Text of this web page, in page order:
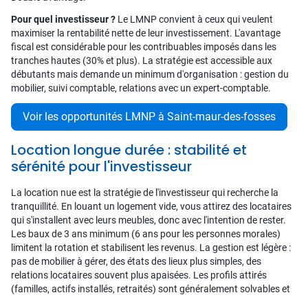
Pour quel investisseur ? Le LMNP convient à ceux qui veulent
maximiser la rentabilité nette de leur investissement. L'avantage
fiscal est considérable pour les contribuables imposés dans les
tranches hautes (30% et plus). La stratégie est accessible aux
débutants mais demande un minimum d'organisation : gestion du
mobilier, suivi comptable, relations avec un expert-comptable.
Voir les opportunités LMNP à Saint-maur-des-fosses
Location longue durée : stabilité et
sérénité pour l'investisseur
La location nue est la stratégie de l'investisseur qui recherche la
tranquillité. En louant un logement vide, vous attirez des locataires
qui s'installent avec leurs meubles, donc avec l'intention de rester.
Les baux de 3 ans minimum (6 ans pour les personnes morales)
limitent la rotation et stabilisent les revenus. La gestion est légère :
pas de mobilier à gérer, des états des lieux plus simples, des
relations locataires souvent plus apaisées. Les profils attirés
(familles, actifs installés, retraités) sont généralement solvables et